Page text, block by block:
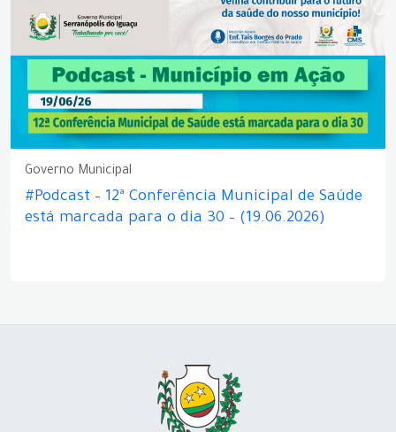
Governo Municipal
#Podcast – 12ª Conferência Municipal de Saúde
está marcada para o dia 30 – (19.06.2026)